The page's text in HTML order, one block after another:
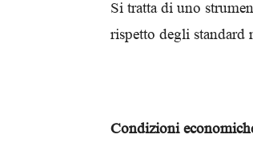
Si tratta di uno
rispetto degli
Condizioni